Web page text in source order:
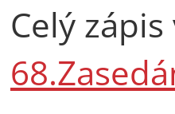
Celý